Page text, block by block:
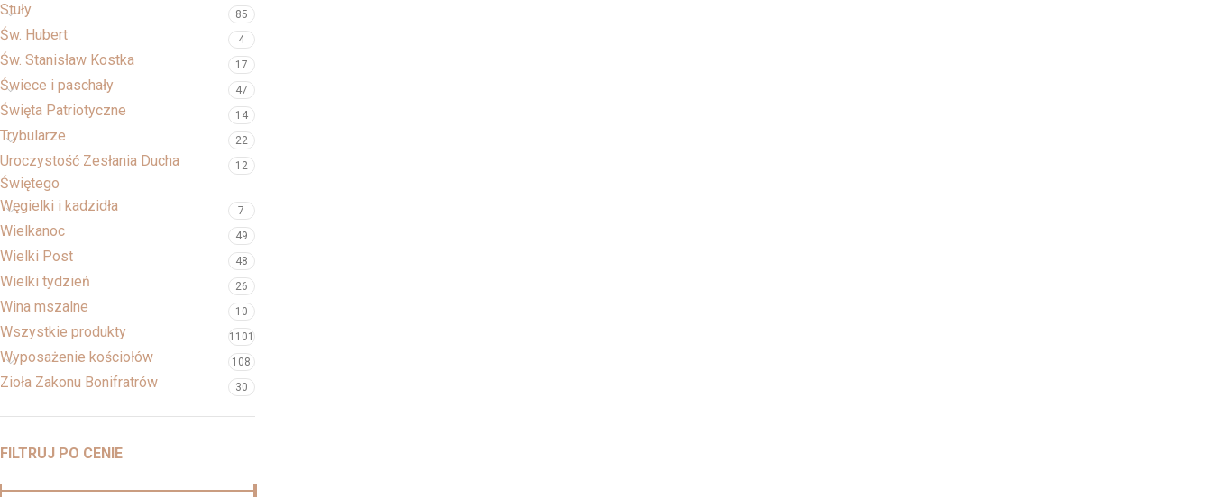
Stuły 85
Św. Hubert 4
Św. Stanisław Kostka 17
Świece i paschały 47
Święta Patriotyczne 14
Trybularze 22
Uroczystość Zesłania Ducha
Świętego
12
Węgielki i kadzidła 7
Wielkanoc 49
Wielki Post 48
Wielki tydzień 26
Wina mszalne 10
Wszystkie produkty 1101
Wyposażenie kościołów 108
Zioła Zakonu Bonifratrów 30
FILTRUJ PO CENIE